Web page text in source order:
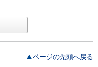
ページの先頭へ戻る